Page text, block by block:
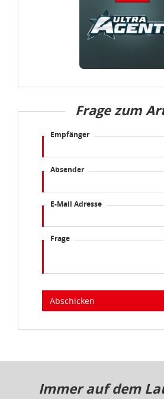
Frage zum
Empfänger
Absender
E-Mail Adresse
Frage
Abschicken
Immer auf dem